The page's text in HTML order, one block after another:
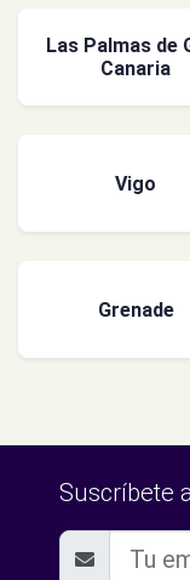
Las Palmas de
Canaria
Vigo
Grenade
Suscríbete